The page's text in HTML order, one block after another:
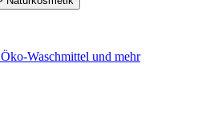
Öko-Waschmittel und mehr